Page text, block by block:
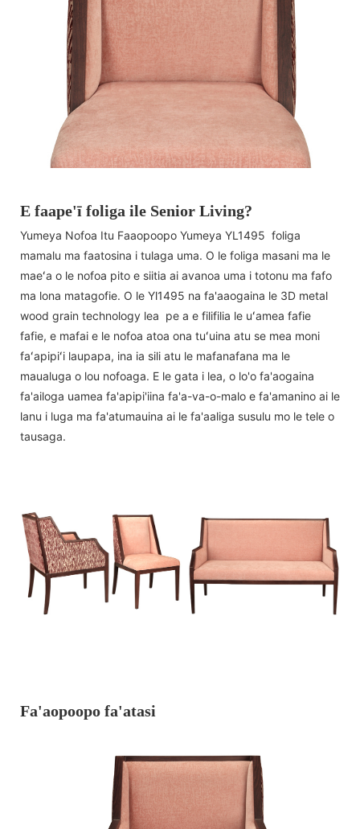
E faape'ī foliga ile Senior Living?
Yumeya Nofoa Itu Faaopoopo Yumeya YL1495 foliga
mamalu ma faatosina i tulaga uma. O le foliga masani ma le
maeʻa o le nofoa pito e siitia ai avanoa uma i totonu ma fafo
ma lona matagofie. O le Yl1495 na fa'aaogaina le 3D metal
wood grain technology lea pe a e filifilia le uʻamea fafie
fafie, e mafai e le nofoa atoa ona tuʻuina atu se mea moni
faʻapipiʻi laupapa, ina ia sili atu le mafanafana ma le
maualuga o lou nofoaga. E le gata i lea, o lo'o fa'aogaina
fa'ailoga uamea fa'apipi'iina fa'a-va-o-malo e fa'amanino ai le
lanu i luga ma fa'atumauina ai le fa'aaliga susulu mo le tele o
tausaga.
Fa'aopoopo fa'atasi